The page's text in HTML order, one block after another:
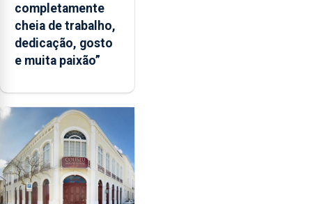
completamente
cheia de trabalho,
dedicação, gosto
e muita paixão”